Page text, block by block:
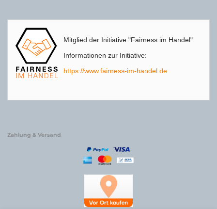
Mitglied der Initiative "Fairness im Handel"
Informationen zur Initiative:
https://www.fairness-im-handel.de
Zahlung & Versand